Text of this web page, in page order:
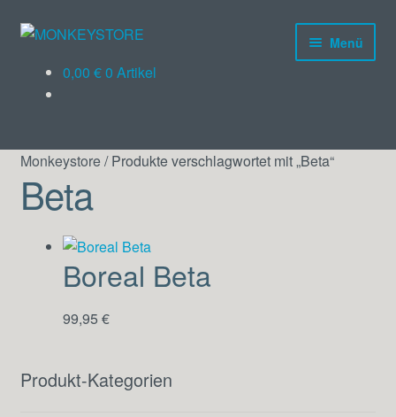
Menü
Products
search
Kleidung
Ausrüstung
0,00 €0 Artikel
Monkeystore/Produkte verschlagwortet mit „Beta“
Beta
Boreal Beta
99,95 €
Produkt-Kategorien